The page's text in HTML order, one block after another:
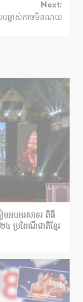
Next:
បែបឆ្នាស់កាចមិនណយ
មអបអរសាទរ ពិធី
ប្រពៃណីជាតិខ្មែរ